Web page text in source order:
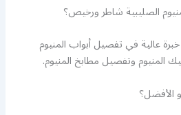
الصليبية شاطر ورخيص؟
عالية في تفصيل أبواب المنيوم
المنيوم وتفصيل مطابخ المنيوم.
الأفضل؟